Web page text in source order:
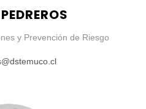
y Prevención de Riesgo